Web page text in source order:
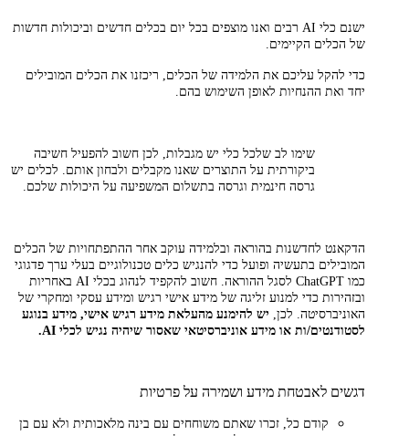
ישנם כלי AI רבים ואנו מוצפים בכל יום בכלים חדשים וביכולות חדשות
של הכלים הקיימים.
כדי להקל עליכם את הלמידה של הכלים, ריכזנו את הכלים המובילים
יחד ואת ההנחיות לאופן השימוש בהם.
שימו לב שלכל כלי יש מגבלות, לכן חשוב להפעיל חשיבה
ביקורתית על התוצרים שאנו מקבלים ולבחון אותם. לכלים יש
גרסה חינמית וגרסה בתשלום המשפיעה על היכולות שלכם.
הדקאנט לחדשנות בהוראה ובלמידה עוקב אחר ההתפתחויות של הכלים
המובילים בתעשיה ופועל כדי להנגיש כלים טכנולוגיים בעלי ערך פדגוגי
כמו ChatGPT לסגל ההוראה. חשוב להקפיד לנהוג בכלי AI באחריות
ובזהירות כדי למנוע זליגה של מידע אישי רגיש ומידע עסקי ומחקרי של
האוניברסיטה. לכן, יש להימנע מהעלאת מידע רגיש אישי, מידע בנוגע
לסטודנטים/ות או מידע אוניברסיטאי שאסור שיהיה נגיש לכלי AI.
דגשים לאבטחת מידע ושמירה על פרטיות
קודם כל, זכרו שאתם משוחחים עם בינה מלאכותית ולא עם בן